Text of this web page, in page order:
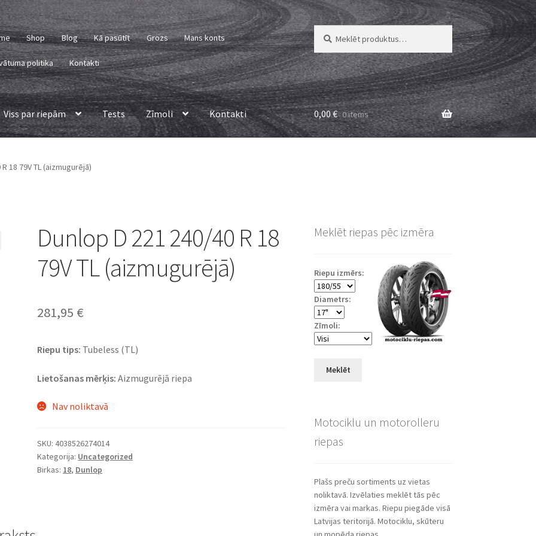
Shop Blog Kā pasūtīt Grozs Mans konts
politika Kontakti
Meklēt:
Meklēt
Viss par riepām Tests Zīmoli Kontakti 0,00€ 0 items
18 79V TL (aizmugurējā)
Dunlop D 221 240/40 R 18
79V TL (aizmugurējā)
281,95 €
Riepu tips: Tubeless (TL)
Lietošanas mērķis: Aizmugurējā riepa
Nav noliktavā
SKU:4038526274014
Kategorija: Uncategorized
Birkas: 18, Dunlop
Meklēt riepas pēc izmēra
Riepu izmērs:
Diametrs:
Zīmoli:
Meklēt
Motociklu un motorolleru
riepas
Plašs preču sortiments uz vietas
noliktavā. Izvēlaties meklēt tās pēc
izmēra vai markas. Riepu piegāde visā
Latvijas teritorijā. Motociklu, skūteru